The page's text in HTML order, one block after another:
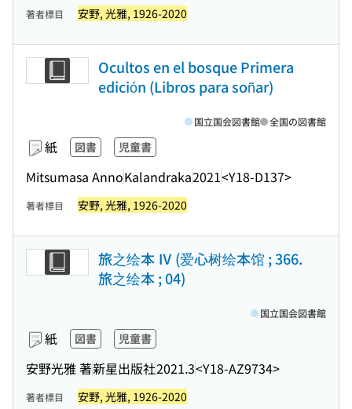
著者標目 安野, 光雅, 1926-2020
Ocultos en el bosque Primera
edición (Libros para soñar)
紙 図書 児童書
Mitsumasa AnnoKalandraka2021<Y18-D137>
国立国会図書館 全国の図書館
著者標目 安野, 光雅, 1926-2020
旅之绘本 Ⅳ (爱心树绘本馆 ; 366.
旅之绘本 ; 04)
紙 図書 児童書
安野光雅 著新星出版社2021.3<Y18-AZ9734>
国立国会図書館
著者標目 安野, 光雅, 1926-2020